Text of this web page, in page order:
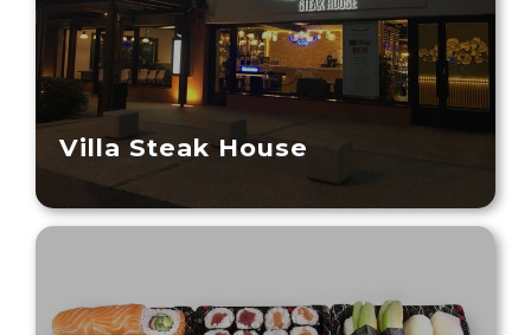
Villa Steak House